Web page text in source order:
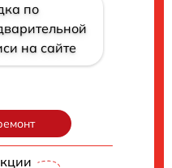
по
на сайте